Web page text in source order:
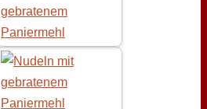
gebratenem
Paniermehl